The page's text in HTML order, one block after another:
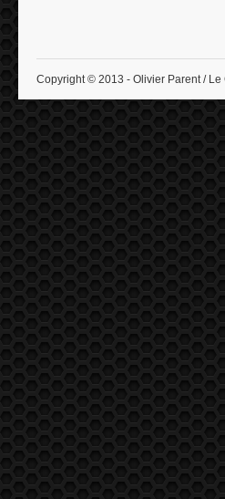
Copyright © 2013 - Olivier Parent /